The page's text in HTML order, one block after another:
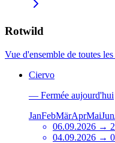
Rotwild
Vue d'ensemble de toutes les
Ciervo
— Fermée aujourd'hui
JanFebMärAprMaiJun
06.09.2026 →
04.09.2026 →